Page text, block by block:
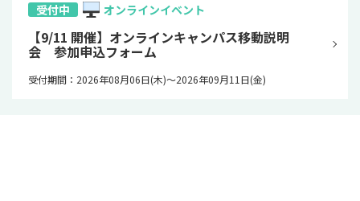
受付中 オンラインイベント
【9/11 開催】オンラインキャンパス移動説明
会 参加申込フォーム
受付期間：2026年08月06日(木)〜2026年09月11日(金)